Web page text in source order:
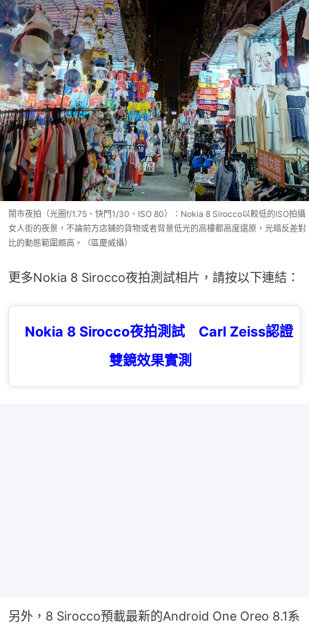
鬧市夜拍（光圈f/1.75、快門1/30、ISO 80）：Nokia 8 Sirocco以較低的ISO拍攝
女人街的夜景，不論前方店鋪的貨物或者背景低光的高樓都高度還原，光暗反差對
比的動態範圍頗高。（區慶威攝）
更多Nokia 8 Sirocco夜拍測試相片，請按以下連結：
Nokia 8 Sirocco夜拍測試 Carl Zeiss認證
雙鏡效果實測
另外，8 Sirocco預載最新的Android One Oreo 8.1系